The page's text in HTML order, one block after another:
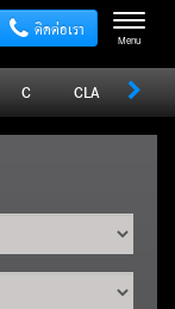
ติดต่อเรา Menu
C CLA CLE